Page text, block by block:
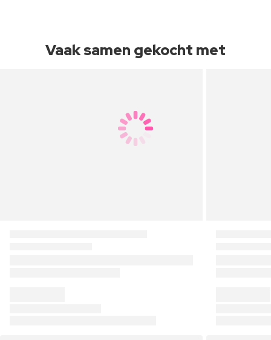
Vaak samen gekocht met